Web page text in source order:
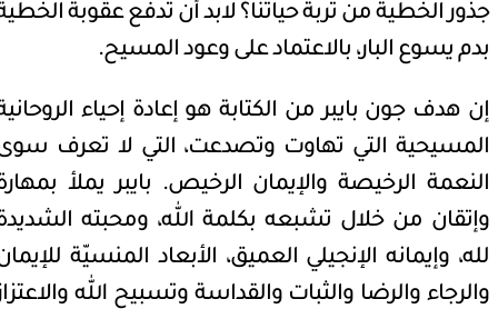
جذور الخطية من تربة حياتنا؟ لابد أن تُدفع عقوبة
بدم يسوع البار، بالاعتماد على وعود المسيح.
إن هدف جون بايبر من الكتابة هو إعادة إحياء
المسيحية التي تهاوت وتصدعت، التي لا تعرف
النعمة الرخيصة والإيمان الرخيص. بايبر يملأ
وإتقان من خلال تشبعه بكلمة الله، ومحبته
لله، وإيمانه الإنجيلي العميق، الأبعاد المنسيّة
والرجاء والرضا والثبات والقداسة وتسبيح الله